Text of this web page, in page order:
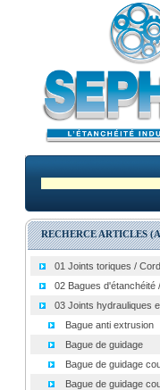
RECHERCE ARTICLES
01 Joints toriques /
02 Bagues d'étanchéité
03 Joints hydrauliques
Bague anti extrusion
Bague de guidage
Bague de guidage
Bague de guidage